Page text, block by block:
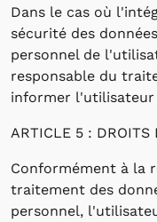
Dans le cas où
sécurité des
personnel de
responsable du
informer
ARTICLE 5 : DROITS
Conformément à la
traitement des
personnel,